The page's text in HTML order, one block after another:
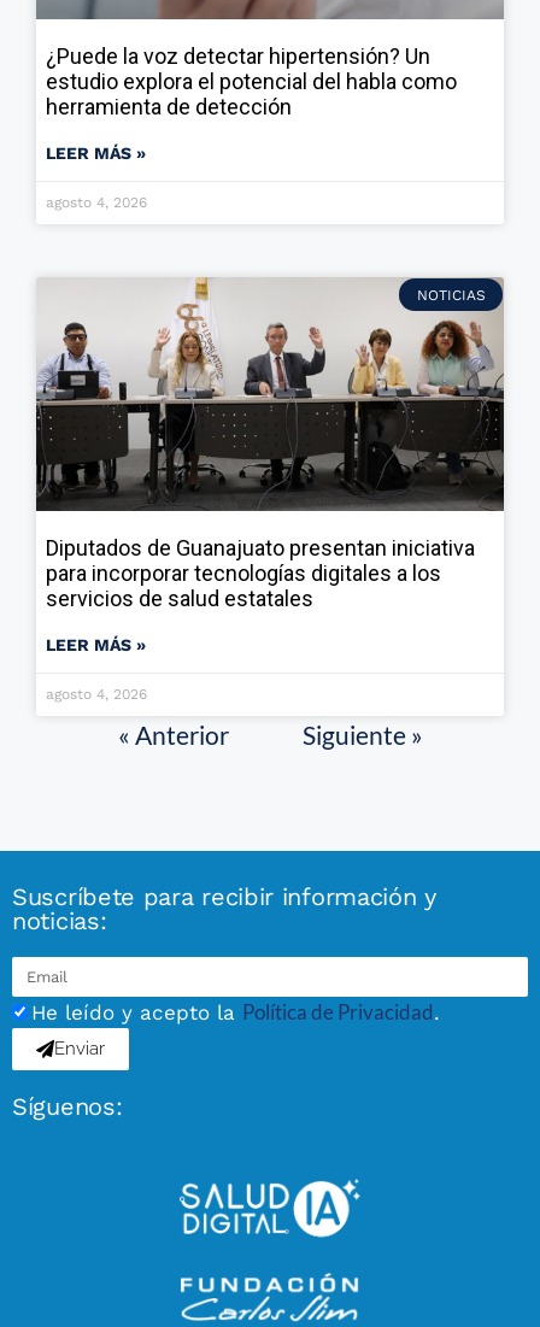
¿Puede la voz detectar hipertensión? Un
estudio explora el potencial del habla como
herramienta de detección
LEER MÁS »
agosto 4, 2026
NOTICIAS
Diputados de Guanajuato presentan iniciativa
para incorporar tecnologías digitales a los
servicios de salud estatales
LEER MÁS »
agosto 4, 2026
« Anterior Siguiente »
Suscríbete para recibir información y
noticias:
He leído y acepto la Política de Privacidad.
Enviar
Síguenos: